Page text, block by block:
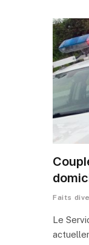
Faits
Le